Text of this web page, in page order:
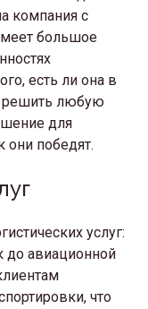
компания с
большое
есть ли она в
решить любую
для
они победят.
услуг:
до авиационной
что